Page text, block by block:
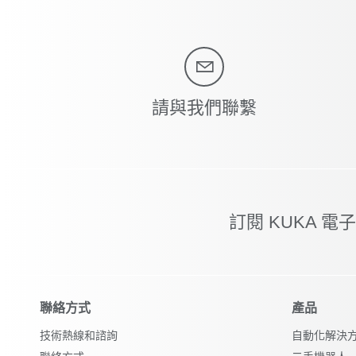
請與我們聯繫
訂閱 KUKA 電
聯絡方式
技術熱線和諮詢
產品
自動化解決